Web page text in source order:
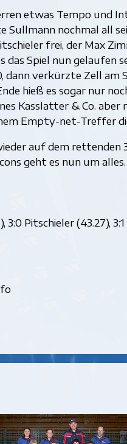
etwas Tempo und
Sullmann nochmal all
frei, der Max
Spiel nun gelaufen
verkürzte Zell am
hieß es sogar nur
Kasslatter & Co. aber
Empty-net-Treffer
auf dem
geht es nun um
Pitschieler (43.27),